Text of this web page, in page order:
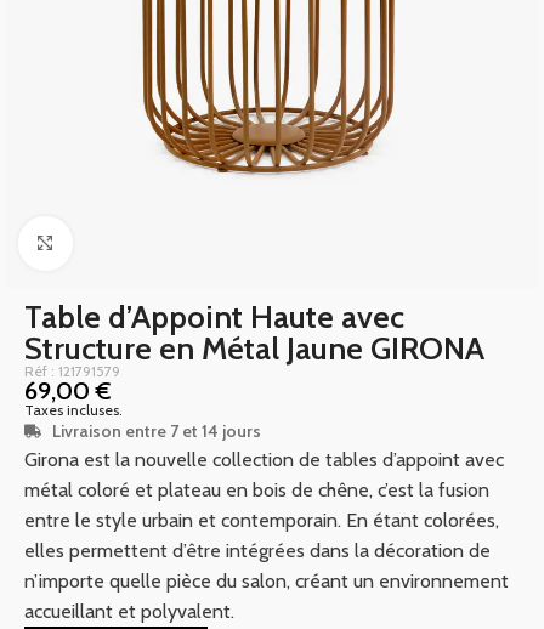
Table d’Appoint Haute avec
Structure en Métal Jaune GIRONA
Réf : 121791579
69,00€
Taxes incluses.
Livraison entre 7 et 14 jours
Girona est la nouvelle collection de tables d’appoint avec
métal coloré et plateau en bois de chêne, c’est la fusion
entre le style urbain et contemporain. En étant colorées,
elles permettent d’être intégrées dans la décoration de
n’importe quelle pièce du salon, créant un environnement
accueillant et polyvalent.